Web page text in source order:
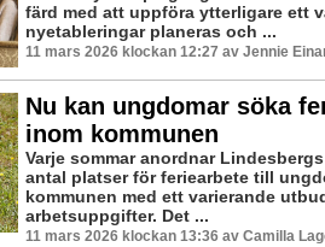
färd med att uppföra ytterligare ett
nyetableringar planeras och ...
11 mars 2026 klockan 12:27 av Jennie
Nu kan ungdomar söka
inom kommunen
Varje sommar anordnar
antal platser för feriearbete till
kommunen med ett varierande
arbetsuppgifter. Det ...
11 mars 2026 klockan 13:36 av Camilla